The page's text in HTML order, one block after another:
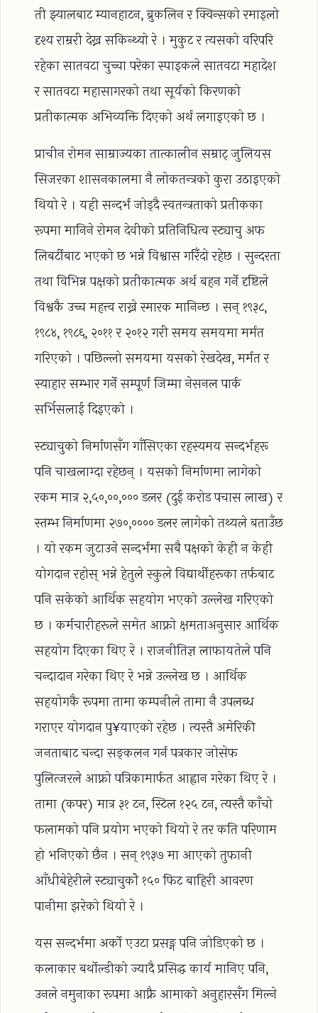
ती झ्यालबाट म्यानहाटन, ब्रुकलिन र क्विन्सको रमाइलो
दृश्य राम्ररी देख्न सकिन्थ्यो रे । मुकुट र त्यसको वरिपरि
रहेका सातवटा चुच्चा परेका स्पाइकले सातवटा महादेश
र सातवटा महासागरको तथा सूर्यको किरणको
प्रतीकात्मक अभिव्यक्ति दिएको अर्थ लगाइएको छ ।
प्राचीन रोमन साम्राज्यका तात्कालीन सम्राट् जुलियस
सिजरका शासनकालमा नै लोकतन्त्रको कुरा उठाइएको
थियो रे । यही सन्दर्भ जोड्दै स्वतन्त्रताको प्रतीकका
रूपमा मानिने रोमन देवीको प्रतिनिधित्व स्ट्याचु अफ
लिबर्टीबाट भएको छ भन्ने विश्वास गरिँदो रहेछ । सुन्दरता
तथा विभिन्न पक्षको प्रतीकात्मक अर्थ बहन गर्ने दृष्टिले
विश्वकै उच्च महत्त्व राख्ने स्मारक मानिन्छ । सन् १९३८,
१९८४, १९८६, २०११ र २०१२ गरी समय समयमा मर्मत
गरिएको । पछिल्लो समयमा यसको रेखदेख, मर्मत र
स्याहार सम्भार गर्ने सम्पूर्ण जिम्मा नेसनल पार्क
सर्भिसलाई दिइएको ।
स्ट्याचुको निर्माणसँग गाँसिएका रहस्यमय सन्दर्भहरू
पनि चाखलाग्दा रहेछन् । यसको निर्माणमा लागेको
रकम मात्र २,५०,००,००० डलर (दुई करोड पचास लाख) र
स्तम्भ निर्माणमा २७०,०००० डलर लागेको तथ्यले बताउँछ
। यो रकम जुटाउने सन्दर्भमा सबै पक्षको केही न केही
योगदान रहोस् भन्ने हेतुले स्कुले विद्यार्थीहरूका तर्फबाट
पनि सकेको आर्थिक सहयोग भएको उल्लेख गरिएको
छ । कर्मचारीहरूले समेत आफ्नो क्षमताअनुसार आर्थिक
सहयोग दिएका थिए रे । राजनीतिज्ञ लाफायतेले पनि
चन्दादान गरेका थिए रे भन्ने उल्लेख छ । आर्थिक
सहयोगकै रूपमा तामा कम्पनीले तामा नै उपलब्ध
गराएर योगदान पु¥याएको रहेछ । त्यस्तै अमेरिकी
जनताबाट चन्दा सङ्कलन गर्न पत्रकार जोसेफ
पुलित्जरले आफ्नो पत्रिकामार्फत आह्वान गरेका थिए रे ।
तामा (कपर) मात्र ३१ टन, स्टिल १२५ टन, त्यस्तै काँचो
फलामको पनि प्रयोग भएको थियो रे तर कति परिणाम
हो भनिएको छैन । सन् १९३७ मा आएको तुफानी
आँधीबेहेरीले स्ट्याचुकोे १५० फिट बाहिरी आवरण
पानीमा झरेको थियो रे ।
यस सन्दर्भमा अर्को एउटा प्रसङ्ग पनि जोडिएको छ ।
कलाकार बर्थोल्डीको ज्यादै प्रसिद्ध कार्य मानिए पनि,
उनले नमुनाका रूपमा आफ्नै आमाको अनुहारसँग मिल्ने